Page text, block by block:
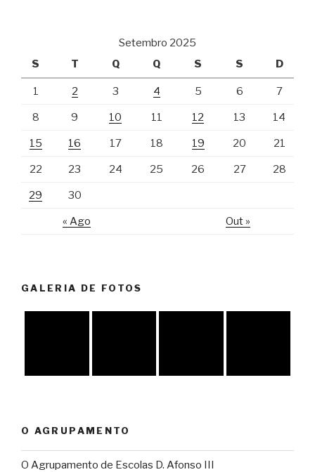
Setembro 2025
S
T Q Q S S D
« Ago Out »
1 2 3 4 5 6 7
8 9 10 11 12 13 14
15 16 17 18 19 20 21
22 23 24 25 26 27 28
29 30
GALERIA DE FOTOS
O AGRUPAMENTO
O Agrupamento de Escolas D. Afonso III